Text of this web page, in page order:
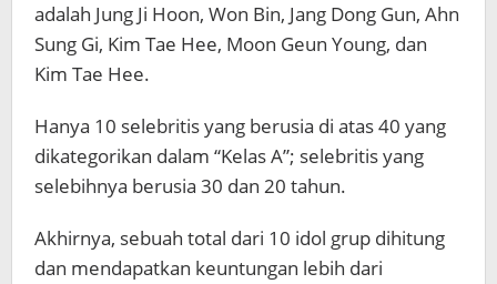
adalah Jung Ji Hoon, Won Bin, Jang Dong Gun, Ahn
Sung Gi, Kim Tae Hee, Moon Geun Young, dan
Kim Tae Hee.
Hanya 10 selebritis yang berusia di atas 40 yang
dikategorikan dalam “Kelas A”; selebritis yang
selebihnya berusia 30 dan 20 tahun.
Akhirnya, sebuah total dari 10 idol grup dihitung
dan mendapatkan keuntungan lebih dari